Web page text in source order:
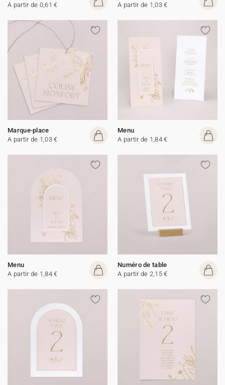
A partir de 0,61 €
A partir de 1,03 €
Marque-place
A partir de 1,03 €
Menu
A partir de 1,84 €
Menu
A partir de 1,84 €
Numéro de table
A partir de 2,15 €